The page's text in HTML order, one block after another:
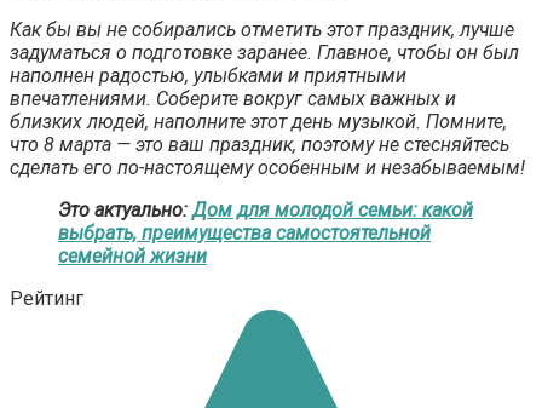
Как бы вы не собирались отметить этот праздник, лучше
задуматься о подготовке заранее. Главное, чтобы он был
наполнен радостью, улыбками и приятными
впечатлениями. Соберите вокруг самых важных и
близких людей, наполните этот день музыкой. Помните,
что 8 марта — это ваш праздник, поэтому не стесняйтесь
сделать его по-настоящему особенным и незабываемым!
Это актуально:Дом для молодой семьи: какой
выбрать, преимущества самостоятельной
семейной жизни
Рейтинг